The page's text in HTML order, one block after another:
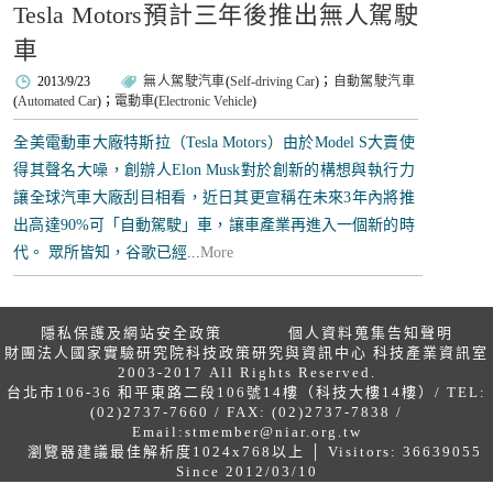
Tesla Motors預計三年後推出無人駕駛
車
2013/9/23 無人駕駛汽車(Self-driving Car)； 自動駕駛汽車
(Automated Car)； 電動車(Electronic Vehicle)
全美電動車大廠特斯拉（Tesla Motors）由於Model S大賣使
得其聲名大噪，創辦人Elon Musk對於創新的構想與執行力
讓全球汽車大廠刮目相看，近日其更宣稱在未來3年內將推
出高達90%可「自動駕駛」車，讓車產業再進入一個新的時
代。 眾所皆知，谷歌已經...More
隱私保護及網站安全政策
個人資料蒐集告知聲明
財團法人國家實驗研究院科技政策研究與資訊中心 科技產業資訊室
2003-2017 All Rights Reserved.
台北市106-36 和平東路二段106號14樓（科技大樓14樓）/ TEL:
(02)2737-7660 / FAX: (02)2737-7838 /
Email: stmember@niar.org.tw
瀏覽器建議最佳解析度1024x768以上 │ Visitors: 36639055
Since 2012/03/10